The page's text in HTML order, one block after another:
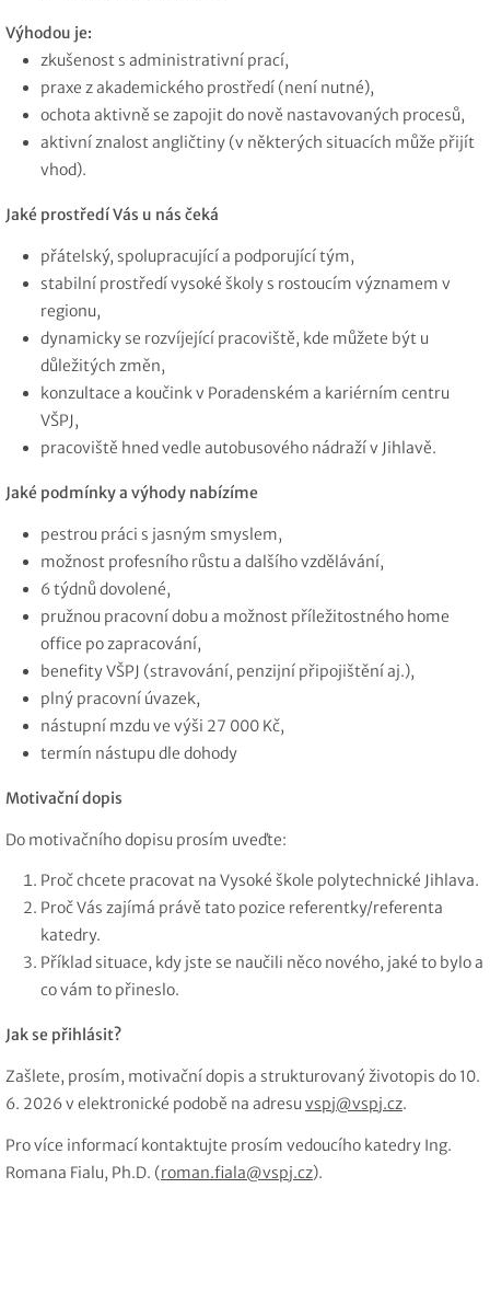
Výhodou je:
zkušenost s administrativní prací,
praxe z akademického prostředí (není nutné),
ochota aktivně se zapojit do nově nastavovaných procesů,
aktivní znalost angličtiny (v některých situacích může přijít
vhod).
Jaké prostředí Vás u nás čeká
přátelský, spolupracující a podporující tým,
stabilní prostředí vysoké školy s rostoucím významem v
regionu,
dynamicky se rozvíjející pracoviště, kde můžete být u
důležitých změn,
konzultace a koučink v Poradenském a kariérním centru
VŠPJ,
pracoviště hned vedle autobusového nádraží v Jihlavě.
Jaké podmínky a výhody nabízíme
pestrou práci s jasným smyslem,
možnost profesního růstu a dalšího vzdělávání,
6 týdnů dovolené,
pružnou pracovní dobu a možnost příležitostného home
office po zapracování,
benefity VŠPJ (stravování, penzijní připojištění aj.),
plný pracovní úvazek,
nástupní mzdu ve výši 27 000 Kč,
termín nástupu dle dohody
Motivační dopis
Do motivačního dopisu prosím uveďte:
Proč chcete pracovat na Vysoké škole polytechnické Jihlava.
Proč Vás zajímá právě tato pozice referentky/referenta
katedry.
Příklad situace, kdy jste se naučili něco nového, jaké to bylo a
co vám to přineslo.
Jak se přihlásit?
Zašlete, prosím, motivační dopis a strukturovaný životopis do 10.
6. 2026 v elektronické podobě na adresu vspj@vspj.cz.
Pro více informací kontaktujte prosím vedoucího katedry Ing.
Romana Fialu, Ph.D. (roman.fiala@vspj.cz).